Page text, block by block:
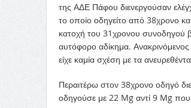
της ΑΔΕ Πάφου διενεργούσαν
το οποίο οδηγείτο από 38χρονο
κατοχή του 31χρονου συνοδηγού
αυτόφορο αδίκημα.
είχε καμία σχέση με τα
Περαιτέρω στον 38χρονο οδηγό
οδηγούσε με 22 Mg αντί 9 Mg που